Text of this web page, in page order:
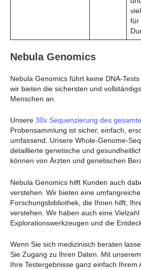
für
Nebula Genomics
Nebula Genomics führt keine DNA-
wir bieten die sichersten und
Menschen an.
Unsere 30x Sequenzierung des
Probensammlung ist sicher, einfach,
umfassend. Unsere Whole-Genome-
detaillierte genetische und
können von Ärzten und genetischen
Nebula Genomics hilft Kunden auch
verstehen. Wir bieten eine
Forschungsbibliothek, die Ihnen hilft,
verstehen. Wir haben auch eine Vielzahl
Explorationswerkzeugen und die
Wenn Sie sich medizinisch beraten
Sie Zugang zu Ihren Daten. Mit
Ihre Testergebnisse ganz einfach Ihrem